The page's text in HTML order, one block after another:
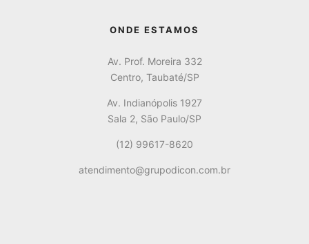
ONDE ESTAMOS
Av. Prof. Moreira 332
Centro, Taubaté/SP
Av. Indianópolis 1927
Sala 2, São Paulo/SP
(12) 99617-8620
atendimento@grupodicon.com.br